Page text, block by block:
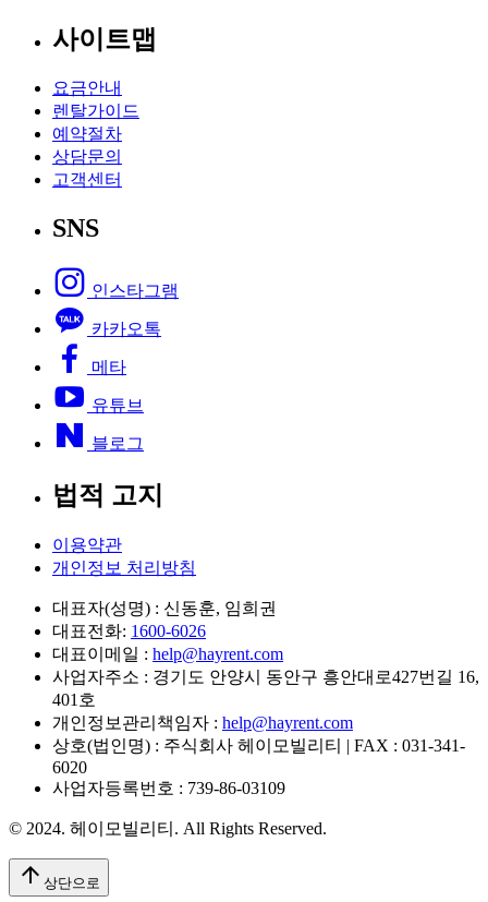
사이트맵
요금안내
렌탈가이드
예약절차
상담문의
고객센터
SNS
인스타그램
카카오톡
메타
유튜브
블로그
법적 고지
이용약관
개인정보 처리방침
대표자(성명) : 신동훈, 임희권
대표전화: 1600-6026
대표이메일 : help@hayrent.com
사업자주소 : 경기도 안양시 동안구 흥안대로427번길 16,
401호
개인정보관리책임자 : help@hayrent.com
상호(법인명) : 주식회사 헤이모빌리티 | FAX : 031-341-
6020
사업자등록번호 : 739-86-03109
© 2024. 헤이모빌리티. All Rights Reserved.
arrow_upward 상단으로